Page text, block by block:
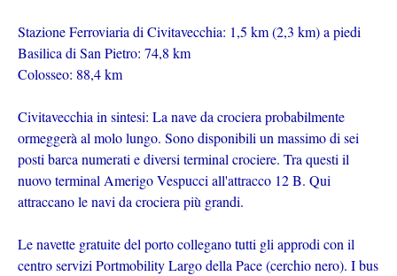
Stazione Ferroviaria di Civitavecchia: 1,5 km (2,3 km) a piedi
Basilica di San Pietro: 74,8 km
Colosseo: 88,4 km
Civitavecchia in sintesi: La nave da crociera probabilmente
ormeggerà al molo lungo. Sono disponibili un massimo di sei
posti barca numerati e diversi terminal crociere. Tra questi il ​​
nuovo terminal Amerigo Vespucci all'attracco 12 B. Qui
attraccano le navi da crociera più grandi.
Le navette gratuite del porto collegano tutti gli approdi con il
centro servizi Portmobility Largo della Pace (cerchio nero). I bus